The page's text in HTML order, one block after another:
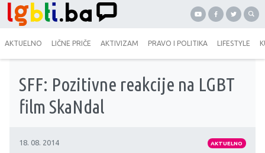
AKTUELNO LIČNE PRIČE AKTIVIZAM PRAVO I POLITIKA LIFESTYLE
SFF: Pozitivne reakcije na LGBT
film SkaNdal
18. 08. 2014 AKTUELNO